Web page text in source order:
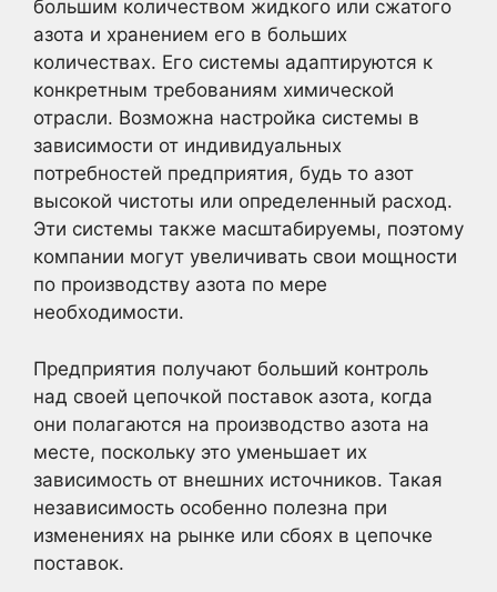
большим количеством жидкого или сжатого
азота и хранением его в больших
количествах. Его системы адаптируются к
конкретным требованиям химической
отрасли. Возможна настройка системы в
зависимости от индивидуальных
потребностей предприятия, будь то азот
высокой чистоты или определенный расход.
Эти системы также масштабируемы, поэтому
компании могут увеличивать свои мощности
по производству азота по мере
необходимости.
Предприятия получают больший контроль
над своей цепочкой поставок азота, когда
они полагаются на производство азота на
месте, поскольку это уменьшает их
зависимость от внешних источников. Такая
независимость особенно полезна при
изменениях на рынке или сбоях в цепочке
поставок.